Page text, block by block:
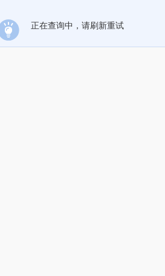
正在查询中，请刷新重试